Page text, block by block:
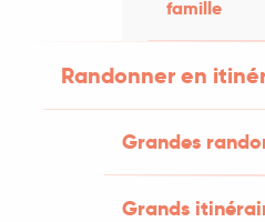
famille
Randonner en
Grandes
Grands